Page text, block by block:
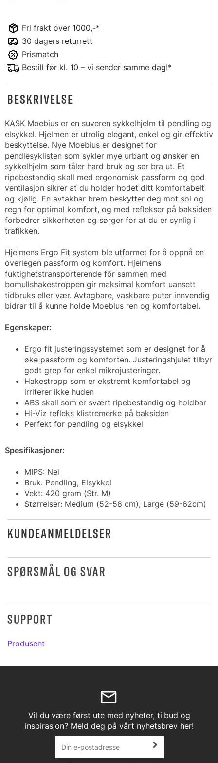
Fri frakt over 1000,-*
30 dagers returrett
Prismatch
Bestill før kl. 10 – vi sender samme dag!*
BESKRIVELSE
KASK Moebius er en suveren sykkelhjelm til pendling og
elsykkel. Hjelmen er utrolig elegant, enkel og gir effektiv
beskyttelse. Nye Moebius er designet for
pendlesyklisten som sykler mye urbant og ønsker en
sykkelhjelm som tåler hard bruk og ser bra ut. Et
ripebestandig skall med ergonomisk passform og god
ventilasjon sikrer at du holder hodet ditt komfortabelt
og kjølig. En avtakbar brem beskytter deg mot sol og
regn for optimal komfort, og med reflekser på baksiden
forbedrer sikkerheten og sørger for at du er synlig i
trafikken.
Hjelmens Ergo Fit system ble utformet for å oppnå en
overlegen passform og komfort. Hjelmens
fuktighetstransporterende fôr sammen med
bomullshakestroppen gir maksimal komfort uansett
tidbruks eller vær. Avtagbare, vaskbare puter innvendig
bidrar til å kunne holde Moebius ren og komfortabel.
Egenskaper:
Ergo fit justeringssystemet som er designet for å
øke passform og komforten. Justeringshjulet tilbyr
godt grep for enkel mikrojusteringer.
Hakestropp som er ekstremt komfortabel og
irriterer ikke huden
ABS skall som er svært ripebestandig og holdbar
Hi-Viz refleks klistremerke på baksiden
Perfekt for pendling og elsykkel
Spesifikasjoner:
MIPS: Nei
Bruk: Pendling, Elsykkel
Vekt: 420 gram (Str. M)
Størrelser: Medium (52-58 cm), Large (59-62cm)
KUNDEANMELDELSER
SPØRSMÅL OG SVAR
SUPPORT
Produsent
Vil du være først ute med nyheter, tilbud og
inspirasjon? Meld deg på vårt nyhetsbrev her!